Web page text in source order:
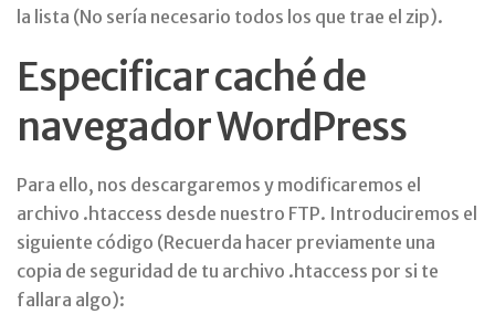
la lista (No sería necesario todos los que trae el zip).
Especificar caché de
navegador WordPress
Para ello, nos descargaremos y modificaremos el
archivo .htaccess desde nuestro FTP. Introduciremos el
siguiente código (Recuerda hacer previamente una
copia de seguridad de tu archivo .htaccess por si te
fallara algo):